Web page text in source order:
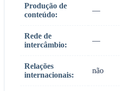
Produção de
conteúdo:
—
Rede de
intercâmbio:
—
Relações
internacionais:
não